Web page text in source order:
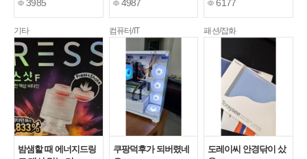
3985 4987 6177
기타
밤샘할 때 에너지드링
컴퓨터/IT
쿠팡덕후가 되버렸네
패션/잡화
도레이씨 안경닦이 샀